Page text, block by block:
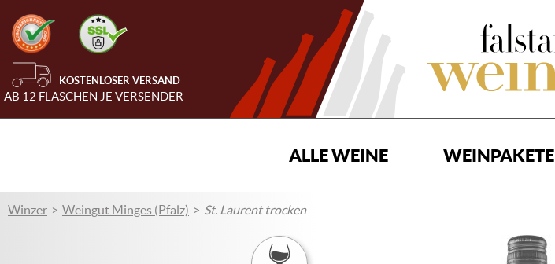
KOSTENLOSER VERSAND
AB 12 FLASCHEN JE VERSENDER
ALLE WEINE WEINPAKETE
Winzer Weingut Minges (Pfalz) St. Laurent trocken